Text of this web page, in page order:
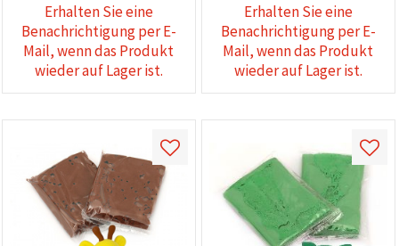
Erhalten Sie eine
Benachrichtigung per E-
Mail, wenn das Produkt
wieder auf Lager ist.
Erhalten Sie eine
Benachrichtigung per E-
Mail, wenn das Produkt
wieder auf Lager ist.